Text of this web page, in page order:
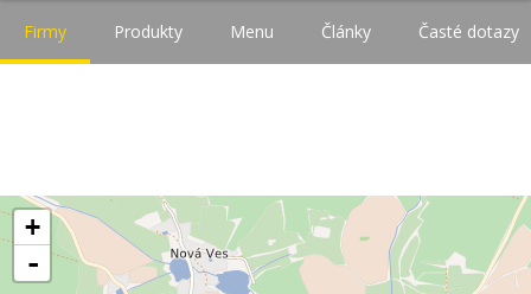
Firmy Produkty Menu Články Časté dotazy
+
-